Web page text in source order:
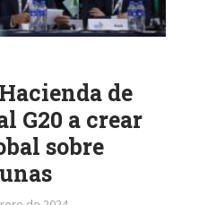
de
G20 a crear
sobre